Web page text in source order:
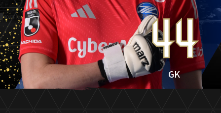
ファンクラブ
グッズ
メディア
ホームタウン活動
順位表・ゴールランキング
チケットを買う
チケット購入
チケット購入手順
チケット販売スケジュール
️スタジアムを知る
クラブを知るトップ
ＦＣ町田ゼルビアについて
選手・スタッフ紹介
ファンになる
ファンになるトップ
ファンクラブ
クラブゼルビスタへの入会
グッズを買う
グッズを買うトップ
44
GK